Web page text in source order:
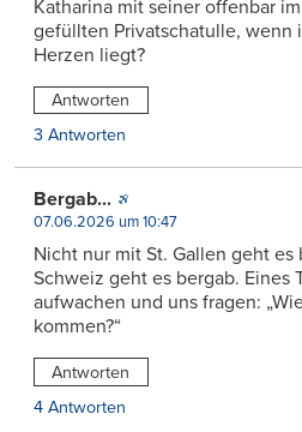
Katharina mit seiner offenbar
gefüllten Privatschatulle, wenn
Herzen liegt?
Antworten
3 Antworten
Bergab...
07.06.2026 um 10:47
Nicht nur mit St. Gallen geht
Schweiz geht es bergab. Eines
aufwachen und uns fragen:
kommen?“
Antworten
4 Antworten